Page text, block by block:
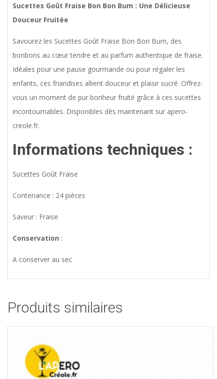
Sucettes Goût Fraise Bon Bon Bum : Une Délicieuse
Douceur Fruitée
Savourez les Sucettes Goût Fraise Bon Bon Bum, des
bonbons au cœur tendre et au parfum authentique de fraise.
Idéales pour une pause gourmande ou pour régaler les
enfants, ces friandises allient douceur et plaisir sucré. Offrez-
vous un moment de pur bonheur fruité grâce à ces sucettes
incontournables. Disponibles dès maintenant sur apero-
creole.fr.
Informations techniques :
Sucettes Goût Fraise
Contenance : 24 pièces
Saveur : Fraise
Conservation :
A conserver au sec
Produits similaires